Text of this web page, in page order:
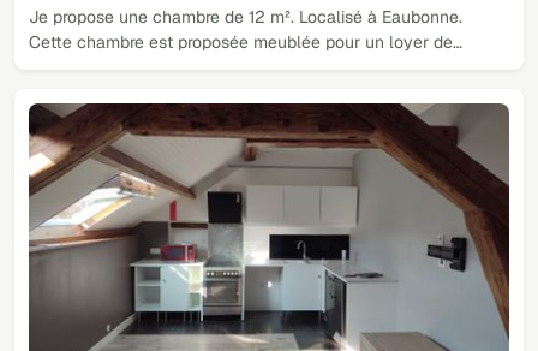
Je propose une chambre de 12 m². Localisé à Eaubonne.
Cette chambre est proposée meublée pour un loyer de…